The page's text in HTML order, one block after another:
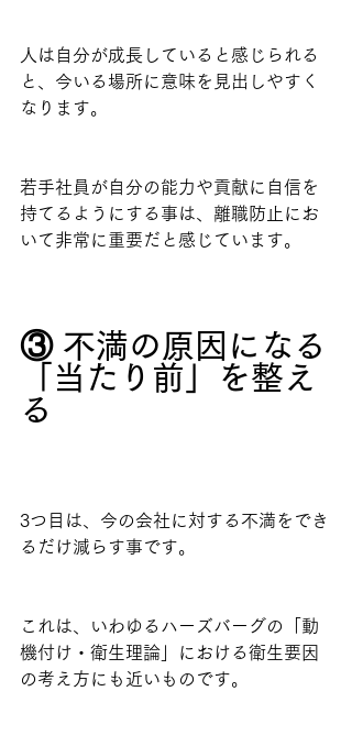
人は自分が成長していると感じられる
と、今いる場所に意味を見出しやすく
なります。
若手社員が自分の能力や貢献に自信を
持てるようにする事は、離職防止にお
いて非常に重要だと感じています。
③ 不満の原因になる
「当たり前」を整え
る
3つ目は、今の会社に対する不満をでき
るだけ減らす事です。
これは、いわゆるハーズバーグの「動
機付け・衛生理論」における衛生要因
の考え方にも近いものです。